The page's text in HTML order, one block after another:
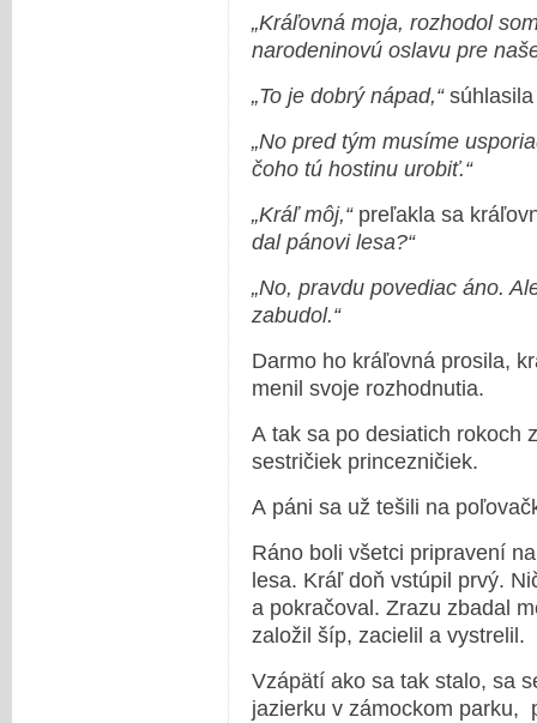
„Kráľovná moja, rozhodol
narodeninovú oslavu pre
„To je dobrý nápad,“súhlasila
„No pred tým musíme
čoho tú hostinu urobiť.“
„Kráľ môj,“preľakla sa
dal pánovi lesa?“
„No, pravdu povediac áno.
zabudol.“
Darmo ho kráľovná prosila,
menil svoje rozhodnutia.
A tak sa po desiatich rokoch
sestričiek princezničiek.
A páni sa už tešili na
Ráno boli všetci pripravení
lesa. Kráľ doň vstúpil prvý.
a pokračoval. Zrazu zbadal
založil šíp, zacielil a vystrelil.
Vzápätí ako sa tak stalo, sa
jazierku v zámockom parku,